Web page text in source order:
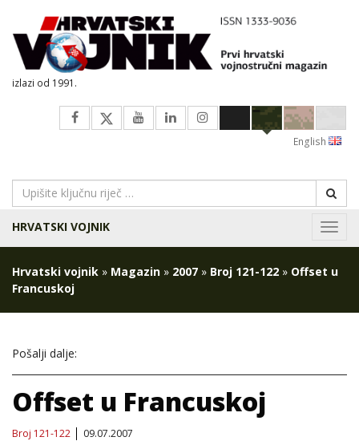
izlazi od 1991.
English
HRVATSKI VOJNIK
Hrvatski vojnik » Magazin » 2007 » Broj 121-122 » Offset u
Francuskoj
Pošalji dalje:
Offset u Francuskoj
Broj 121-122 09.07.2007